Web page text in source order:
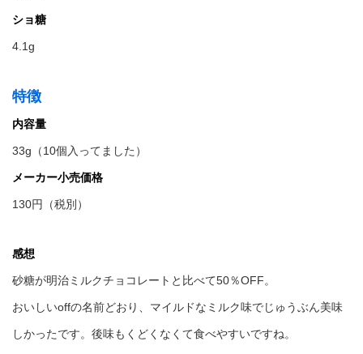
ショ糖
4.1g
特徴
内容量
33g（10個入ってました）
メーカー小売価格
130円（税別）
感想
砂糖が明治ミルクチョコレートと比べて50％OFF。
おいしいoffの名前どおり、マイルドなミルク味でじゅうぶん美味
しかったです。後味もくどくなくて食べやすいですね。